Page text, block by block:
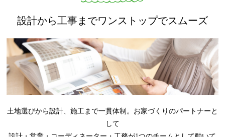
設計から工事までワンストップでスムーズ
土地選びから設計、施工まで一貫体制。お家づくりのパートナーと
して